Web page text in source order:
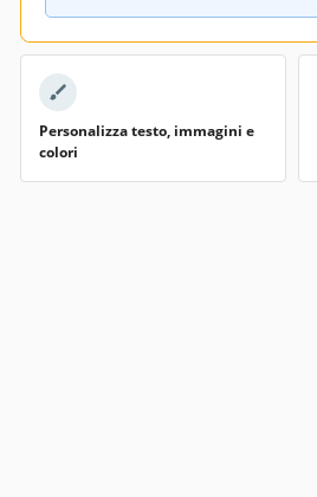
Personalizza testo, immagini e
colori